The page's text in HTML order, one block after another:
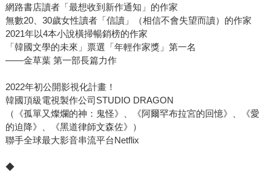
網路書店讀者「最想收到新作通知」的作家
無數20、30歲女性讀者「信讀」（相信不會失望而讀）的作家
2021年以4本小說橫掃暢銷榜的作家
「韓國文學的未來」票選「年輕作家獎」第一名
——金草葉 第一部長篇力作
2022年初公開影視化計畫！
韓國頂級電視製作公司STUDIO DRAGON
（《孤單又燦爛的神：鬼怪》、《阿爾罕布拉宮的回憶》、《愛
的迫降》、《黑道律師文森佐》）
聯手全球最大影音串流平台Netflix
◆